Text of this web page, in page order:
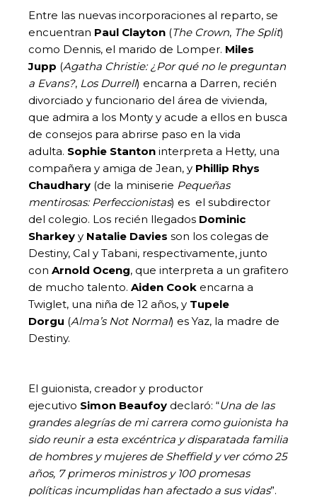
Entre las nuevas incorporaciones al reparto, se
encuentran Paul Clayton (The Crown, The Split)
como Dennis, el marido de Lomper. Miles
Jupp (Agatha Christie: ¿Por qué no le preguntan
a Evans?, Los Durrell) encarna a Darren, recién
divorciado y funcionario del área de vivienda,
que admira a los Monty y acude a ellos en busca
de consejos para abrirse paso en la vida
adulta. Sophie Stanton interpreta a Hetty, una
compañera y amiga de Jean, y Phillip Rhys
Chaudhary (de la miniserie Pequeñas
mentirosas: Perfeccionistas) es el subdirector
del colegio. Los recién llegados Dominic
Sharkey y Natalie Davies son los colegas de
Destiny, Cal y Tabani, respectivamente, junto
con Arnold Oceng, que interpreta a un grafitero
de mucho talento. Aiden Cook encarna a
Twiglet, una niña de 12 años, y Tupele
Dorgu (Alma’s Not Normal) es Yaz, la madre de
Destiny.
El guionista, creador y productor
ejecutivo Simon Beaufoy declaró: “Una de las
grandes alegrías de mi carrera como guionista ha
sido reunir a esta excéntrica y disparatada familia
de hombres y mujeres de Sheffield y ver cómo 25
años, 7 primeros ministros y 100 promesas
políticas incumplidas han afectado a sus vidas”.